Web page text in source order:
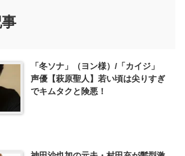
「冬ソナ」（ヨン様）/「カイジ」
声優【萩原聖人】若い頃は尖りすぎ
でキムタクと険悪！